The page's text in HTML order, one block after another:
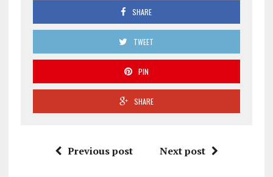
SHARE
TWEET
PIN
SHARE
Previous post Next post